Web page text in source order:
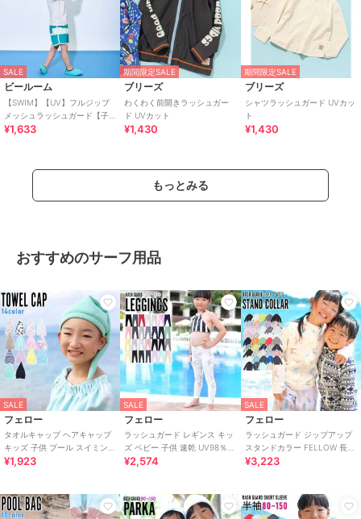
SALE
ビールーム
【SWIM】【UV】フルジップ
メッシュラッシュガード【子
供服】【キッズ】【男の子】
¥1,633
期間限定SALE
ブリーズ
わくわく前開きラッシュガー
ド UVカット
¥1,430
期間限定SALE
ブリーズ
シャツラッシュガード UVカッ
ト
¥1,430
もっとみる
おすすめのサーフ用品
SALE
フェロー
タオルキャップ ヘアキャップ
キッズ 子供 プール スイミング
ジュニア マイクロファイバー
¥1,923
SALE
フェロー
ラッシュガード レギンス キッ
ズ ベビー 子供 速乾 UV98％カ
ット 紫外線対策 UPF50＋
¥2,574
SALE
フェロー
ラッシュガード ジップアップ
スタンドカラー FELLOW 長袖
キッズ UPF50+ 接触冷感
¥3,223